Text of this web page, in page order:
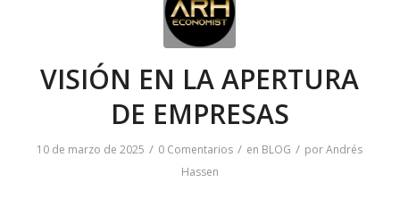
VISIÓN EN LA APERTURA
DE EMPRESAS
10 de marzo de 2025 / 0 Comentarios / en BLOG / porAndrés
Hassen